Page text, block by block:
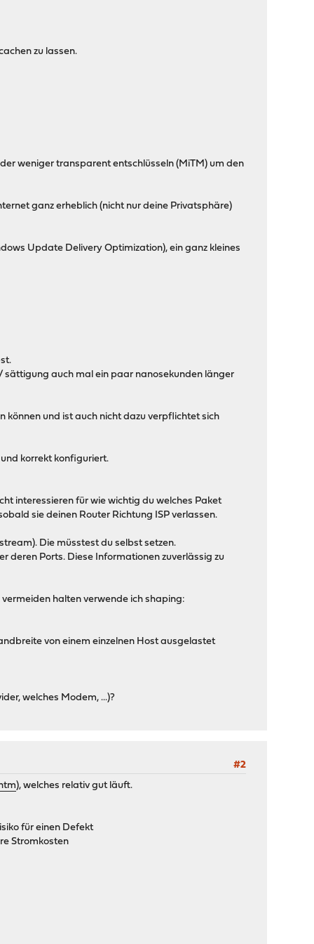
zu lassen.
weniger transparent entschlüsseln (MiTM) um den
ganz erheblich (nicht nur deine Privatsphäre)
Update Delivery Optimization), ein ganz kleines
auch mal ein paar nanosekunden länger
können und ist auch nicht dazu verpflichtet sich
korrekt konfiguriert.
interessieren für wie wichtig du welches Paket
sie deinen Router Richtung ISP verlassen.
Die müsstest du selbst setzen.
deren Ports. Diese Informationen zuverlässig zu
halten verwende ich shaping:
von einem einzelnen Host ausgelastet
welches Modem, ...)?
#2
), welches relativ gut läuft.
für einen Defekt
Stromkosten